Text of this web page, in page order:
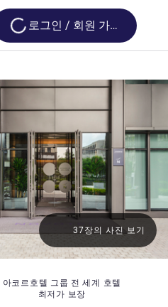
Loading...
로그인 / 회원 가입
아코르호텔 그룹 전 세계 호텔
최저가 보장
37장의 사진 보기